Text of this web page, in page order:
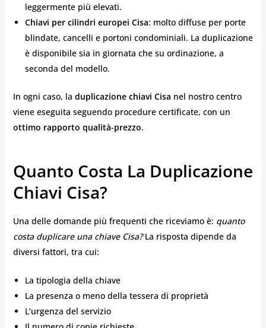
leggermente più elevati.
Chiavi per cilindri europei Cisa: molto diffuse per porte
blindate, cancelli e portoni condominiali. La duplicazione
è disponibile sia in giornata che su ordinazione, a
seconda del modello.
In ogni caso, la duplicazione chiavi Cisa nel nostro centro
viene eseguita seguendo procedure certificate, con un
ottimo rapporto qualità-prezzo.
Quanto Costa La Duplicazione
Chiavi Cisa?
Una delle domande più frequenti che riceviamo è: quanto
costa duplicare una chiave Cisa?La risposta dipende da
diversi fattori, tra cui:
La tipologia della chiave
La presenza o meno della tessera di proprietà
L’urgenza del servizio